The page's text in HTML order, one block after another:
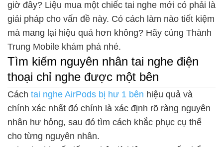
giờ đây? Liệu mua một chiếc tai nghe mới có phải là
giải pháp cho vấn đề này. Có cách làm nào tiết kiệm
mà mang lại hiệu quả hơn không? Hãy cùng Thành
Trung Mobile khám phá nhé.
Tìm kiếm nguyên nhân tai nghe điện
thoại chỉ nghe được một bên
Cách tai nghe AirPods bị hư 1 bên hiệu quả và
chính xác nhất đó chính là xác định rõ ràng nguyên
nhân hư hỏng, sau đó tìm cách khắc phục cụ thể
cho từng nguyên nhân.